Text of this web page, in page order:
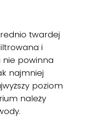
twardej
i
powinna
najmniej
poziom
należy